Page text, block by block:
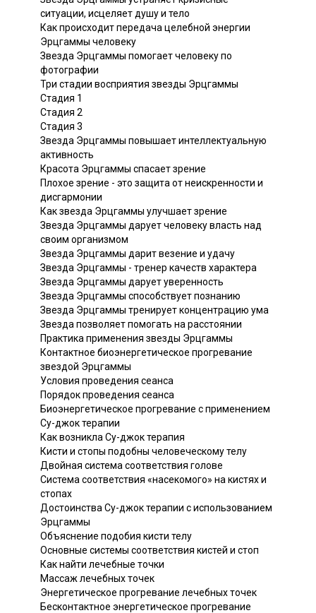
ситуации, исцеляет душу и тело
Как происходит передача целебной энергии
Эрцгаммы человеку
Звезда Эрцгаммы помогает человеку по
фотографии
Три стадии восприятия звезды Эрцгаммы
Стадия 1
Стадия 2
Стадия 3
Звезда Эрцгаммы повышает интеллектуальную
активность
Красота Эрцгаммы спасает зрение
Плохое зрение - это защита от неискренности и
дисгармонии
Как звезда Эрцгаммы улучшает зрение
Звезда Эрцгаммы дарует человеку власть над
своим организмом
Звезда Эрцгаммы дарит везение и удачу
Звезда Эрцгаммы - тренер качеств характера
Звезда Эрцгаммы дарует уверенность
Звезда Эрцгаммы способствует познанию
Звезда Эрцгаммы тренирует концентрацию ума
Звезда позволяет помогать на расстоянии
Практика применения звезды Эрцгаммы
Контактное биоэнергетическое прогревание
звездой Эрцгаммы
Условия проведения сеанса
Порядок проведения сеанса
Биоэнергетическое прогревание с применением
Су-джок терапии
Как возникла Су-джок терапия
Кисти и стопы подобны человеческому телу
Двойная система соответствия голове
Система соответствия «насекомого» на кистях и
стопах
Достоинства Су-джок терапии с использованием
Эрцгаммы
Объяснение подобия кисти телу
Основные системы соответствия кистей и стоп
Как найти лечебные точки
Массаж лечебных точек
Энергетическое прогревание лечебных точек
Бесконтактное энергетическое прогревание